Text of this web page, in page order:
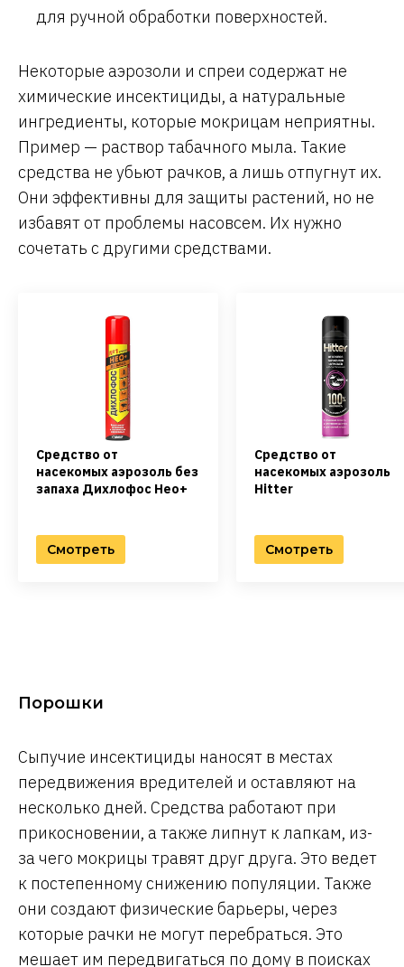
для ручной обработки поверхностей.
Некоторые аэрозоли и спреи содержат не
химические инсектициды, а натуральные
ингредиенты, которые мокрицам неприятны.
Пример — раствор табачного мыла. Такие
средства не убьют рачков, а лишь отпугнут их.
Они эффективны для защиты растений, но не
избавят от проблемы насовсем. Их нужно
сочетать с другими средствами.
Средство от
насекомых аэрозоль без
запаха Дихлофос Нео+
Смотреть
Средство от
насекомых аэрозоль
Hitter
Смотреть
Порошки
Сыпучие инсектициды наносят в местах
передвижения вредителей и оставляют на
несколько дней. Средства работают при
прикосновении, а также липнут к лапкам, из-
за чего мокрицы травят друг друга. Это ведет
к постепенному снижению популяции. Также
они создают физические барьеры, через
которые рачки не могут перебраться. Это
мешает им передвигаться по дому в поисках